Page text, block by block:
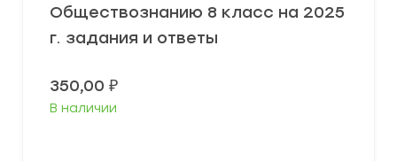
Обществознанию 8 класс на 2025
г. задания и ответы
350,00 ₽
В наличии